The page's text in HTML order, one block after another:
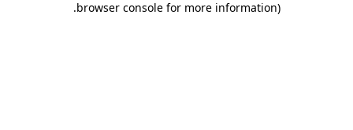
browser console for more information)
.